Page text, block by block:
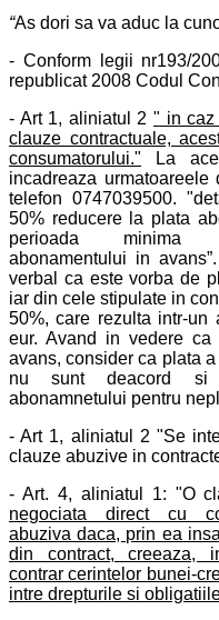
“As dori sa va aduc la
- Conform legii nr193/
republicat 2008 Codul
- Art 1, aliniatul 2 " in
clauze contractuale,
consumatorului." La
incadreaza
telefon 0747039500.
50% reducere la plata
perioada minima
abonamentului in
verbal ca este vorba de
iar din cele stipulate in
50%, care rezulta intr-
eur. Avand in vedere
avans, consider ca plata
nu sunt deacord si
abonamnetului pentru
- Art 1, aliniatul 2 "Se
clauze abuzive in
- Art. 4, aliniatul 1: "O
negociata direct cu
abuziva daca, prin ea
din contract, creeaza,
contrar cerintelor bunei-
intre drepturile si